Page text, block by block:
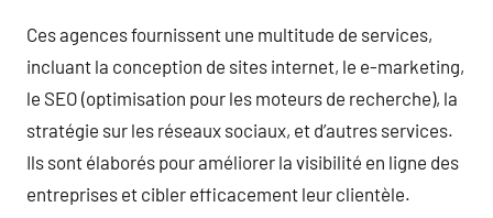
Ces agences fournissent une multitude de services,
incluant la conception de sites internet, le e-marketing,
le SEO (optimisation pour les moteurs de recherche), la
stratégie sur les réseaux sociaux, et d’autres services.
Ils sont élaborés pour améliorer la visibilité en ligne des
entreprises et cibler efficacement leur clientèle.